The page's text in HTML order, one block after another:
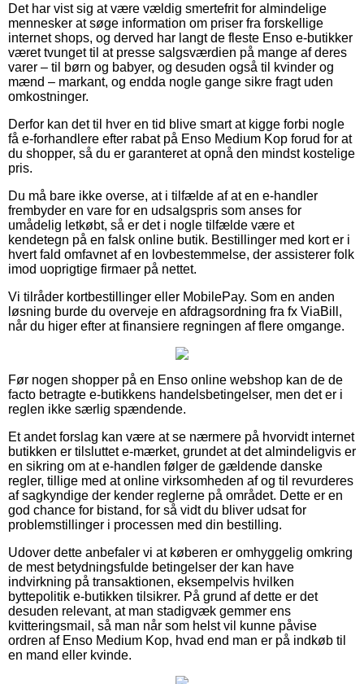
Det har vist sig at være vældig smertefrit for almindelige
mennesker at søge information om priser fra forskellige
internet shops, og derved har langt de fleste Enso e-butikker
været tvunget til at presse salgsværdien på mange af deres
varer – til børn og babyer, og desuden også til kvinder og
mænd – markant, og endda nogle gange sikre fragt uden
omkostninger.
Derfor kan det til hver en tid blive smart at kigge forbi nogle
få e-forhandlere efter rabat på Enso Medium Kop forud for at
du shopper, så du er garanteret at opnå den mindst kostelige
pris.
Du må bare ikke overse, at i tilfælde af at en e-handler
frembyder en vare for en udsalgspris som anses for
umådelig letkøbt, så er det i nogle tilfælde være et
kendetegn på en falsk online butik. Bestillinger med kort er i
hvert fald omfavnet af en lovbestemmelse, der assisterer folk
imod uoprigtige firmaer på nettet.
Vi tilråder kortbestillinger eller MobilePay. Som en anden
løsning burde du overveje en afdragsordning fra fx ViaBill,
når du higer efter at finansiere regningen af flere omgange.
Før nogen shopper på en Enso online webshop kan de de
facto betragte e-butikkens handelsbetingelser, men det er i
reglen ikke særlig spændende.
Et andet forslag kan være at se nærmere på hvorvidt internet
butikken er tilsluttet e-mærket, grundet at det almindeligvis er
en sikring om at e-handlen følger de gældende danske
regler, tillige med at online virksomheden af og til revurderes
af sagkyndige der kender reglerne på området. Dette er en
god chance for bistand, for så vidt du bliver udsat for
problemstillinger i processen med din bestilling.
Udover dette anbefaler vi at køberen er omhyggelig omkring
de mest betydningsfulde betingelser der kan have
indvirkning på transaktionen, eksempelvis hvilken
byttepolitik e-butikken tilsikrer. På grund af dette er det
desuden relevant, at man stadigvæk gemmer ens
kvitteringsmail, så man når som helst vil kunne påvise
ordren af Enso Medium Kop, hvad end man er på indkøb til
en mand eller kvinde.